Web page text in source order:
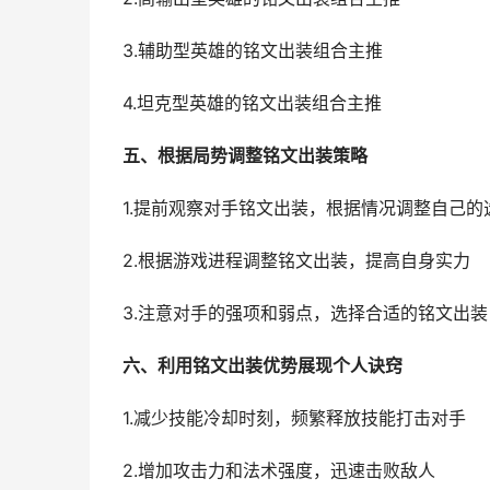
3.辅助型英雄的铭文出装组合主推
4.坦克型英雄的铭文出装组合主推
五、根据局势调整铭文出装策略
1.提前观察对手铭文出装，根据情况调整自己的
2.根据游戏进程调整铭文出装，提高自身实力
3.注意对手的强项和弱点，选择合适的铭文出装
六、利用铭文出装优势展现个人诀窍
1.减少技能冷却时刻，频繁释放技能打击对手
2.增加攻击力和法术强度，迅速击败敌人